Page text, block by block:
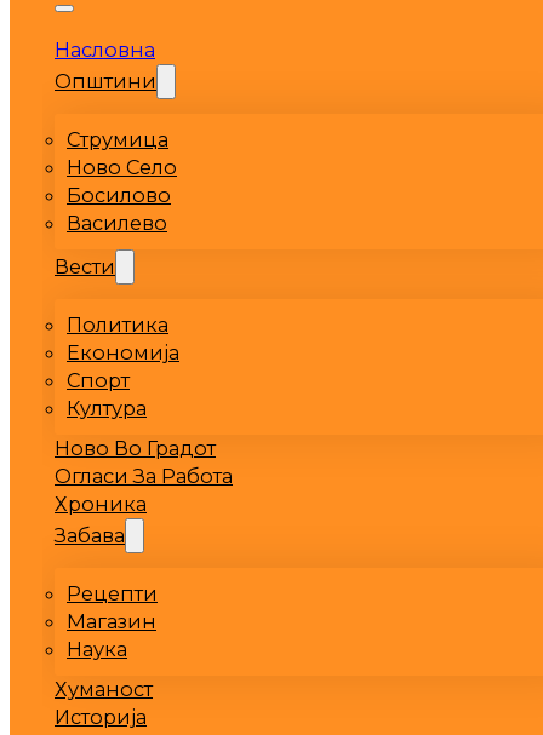
Насловна
Општини
Струмица
Ново Село
Босилово
Василево
Вести
Политика
Економија
Спорт
Култура
Ново Во Градот
Огласи За Работа
Хроника
Забава
Рецепти
Магазин
Наука
Хуманост
Историја